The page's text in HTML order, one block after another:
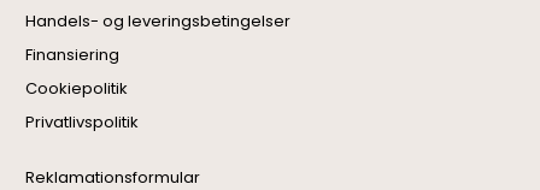
Handels- og leveringsbetingelser
Finansiering
Cookiepolitik
Privatlivspolitik
Reklamationsformular